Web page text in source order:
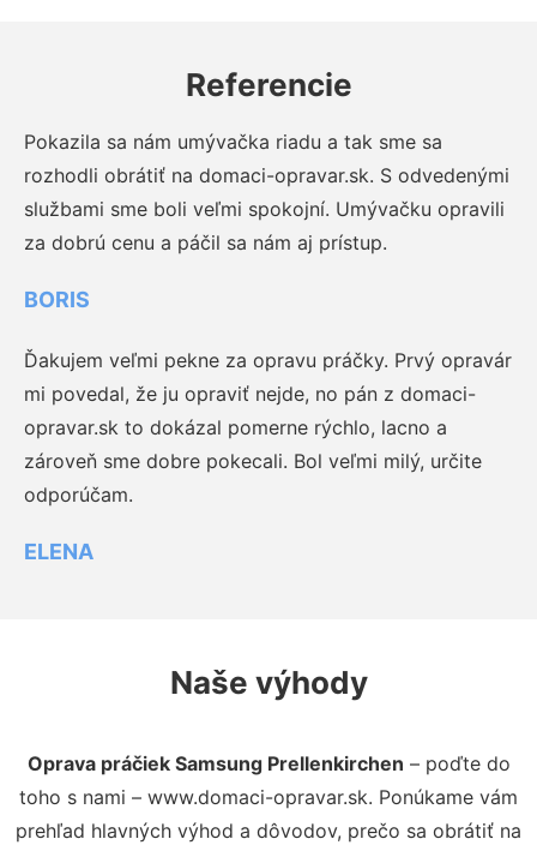
Referencie
Pokazila sa nám umývačka riadu a tak sme sa
rozhodli obrátiť na domaci-opravar.sk. S odvedenými
službami sme boli veľmi spokojní. Umývačku opravili
za dobrú cenu a páčil sa nám aj prístup.
BORIS
Ďakujem veľmi pekne za opravu práčky. Prvý opravár
mi povedal, že ju opraviť nejde, no pán z domaci-
opravar.sk to dokázal pomerne rýchlo, lacno a
zároveň sme dobre pokecali. Bol veľmi milý, určite
odporúčam.
ELENA
Naše výhody
Oprava práčiek Samsung Prellenkirchen – poďte do
toho s nami – www.domaci-opravar.sk. Ponúkame vám
prehľad hlavných výhod a dôvodov, prečo sa obrátiť na